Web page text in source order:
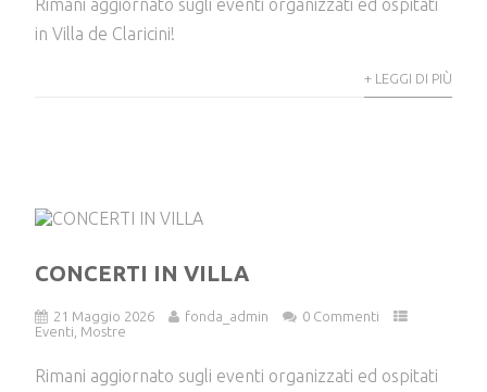
Rimani aggiornato sugli eventi organizzati ed ospitati
in Villa de Claricini!
+ LEGGI DI PIÙ
CONCERTI IN VILLA
21 Maggio 2026 fonda_admin
0 Commenti
Eventi Mostre
Rimani aggiornato sugli eventi organizzati ed ospitati